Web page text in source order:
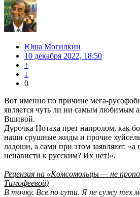
Юша Могилкин
10 декабря 2022, 18:50
↑
↓
0
Вот именно по причине мега-
является чуть ли ни самым любимым
Вшивой.
Дурочка Нотаха прет напролом, как
наши срушные жиды и прочие
ладоши, а сами при этом заявляют: «а
ненависти к русским? Их нет!».
Рецензия на «Кoмсoмoльцы — не
Тимофеевой)
В точку. Все по сути. Я не сужу тех